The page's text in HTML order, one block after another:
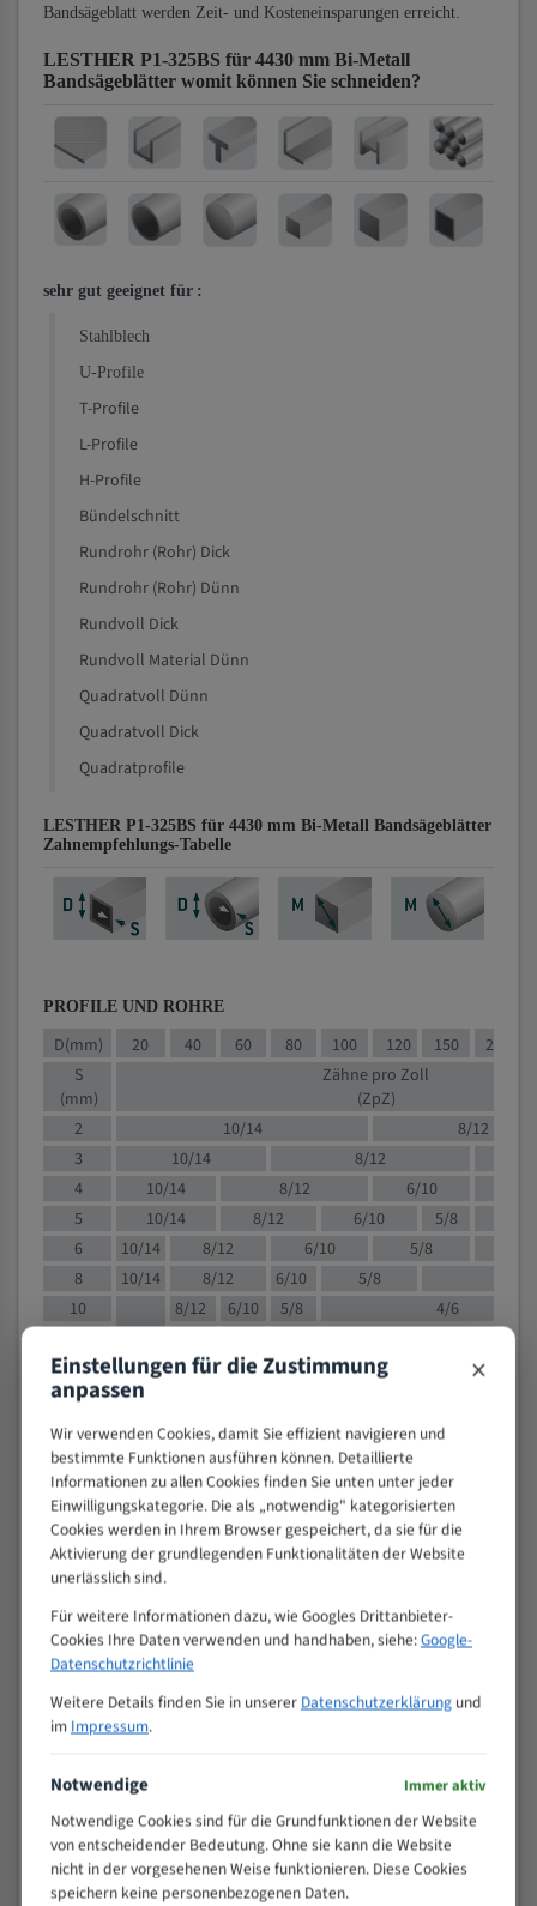
Bandsägeblatt werden Zeit- und Kosteneinsparungen erreicht.
LESTHER P1-325BS für 4430 mm Bi-Metall
Bandsägeblätter womit können Sie schneiden?
sehr gut geeignet für :
Stahlblech
U-Profile
T-Profile
L-Profile
H-Profile
Bündelschnitt
Rundrohr (Rohr) Dick
Rundrohr (Rohr) Dünn
Rundvoll Dick
Rundvoll Material Dünn
Quadratvoll Dünn
Quadratvoll Dick
Quadratprofile
LESTHER P1-325BS für 4430 mm Bi-Metall Bandsägeblätter
Zahnempfehlungs-Tabelle
PROFILE UND ROHRE
D(mm) 20 40 60 80 100 120 150 200
S
(mm)
Zähne pro Zoll
(ZpZ)
2
10/14
8/12
3
10/14 8/12
4
10/14 8/12 6/10
5
10/14 8/12 6/10
5/8
6
10/14 8/12 6/10
5/8
8
10/14 8/12 6/10 5/8
10
8/12 6/10 5/8
4/6
15
8/12 6/10
4/5
20
30
4/5
50
80
> 100
VOLLMATERIAL
M (mm)
Zähne pro
Zoll (ZpZ))
>
10/14
15 - 40
8/12
25 - 50
35 - 70
80 - 180
3/4
130 -
350
2/3
Einstellungen für die Zustimmung
anpassen ×
Wir verwenden Cookies, damit Sie effizient navigieren und
bestimmte Funktionen ausführen können. Detaillierte
Informationen zu allen Cookies finden Sie unten unter jeder
Einwilligungskategorie. Die als „notwendig" kategorisierten
Cookies werden in Ihrem Browser gespeichert, da sie für die
Aktivierung der grundlegenden Funktionalitäten der Website
unerlässlich sind.
Für weitere Informationen dazu, wie Googles Drittanbieter-
Cookies Ihre Daten verwenden und handhaben, siehe:Google-
Datenschutzrichtlinie
Weitere Details finden Sie in unserer Datenschutzerklärungund
im Impressum.
Notwendige Immer aktiv
Notwendige Cookies sind für die Grundfunktionen der Website
von entscheidender Bedeutung. Ohne sie kann die Website
nicht in der vorgesehenen Weise funktionieren. Diese Cookies
speichern keine personenbezogenen Daten.